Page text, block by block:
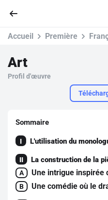
Accueil
Se connecter
S'inscrire
Accueil Première
Art
Profil d'œuvre
Sommaire
I L'utilisation du
II La construction de la
A Une intrigue inspirée
B Une comédie où le